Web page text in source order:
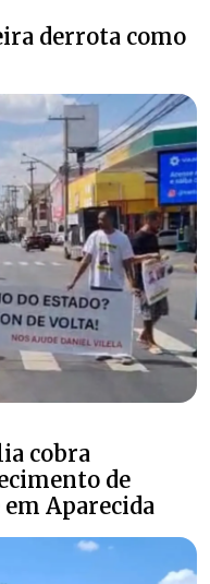
derrota como
cobra
de
Aparecida